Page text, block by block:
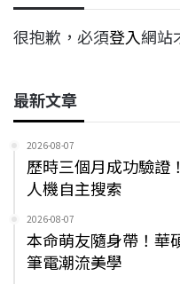
很抱歉，必須登入網站
最新文章
2026-08-07
歷時三個月成功驗證
人機自主搜索
2026-08-07
本命萌友隨身帶！華
筆電潮流美學